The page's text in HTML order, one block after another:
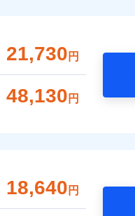
21,730 円
48,130 円
18,640 円